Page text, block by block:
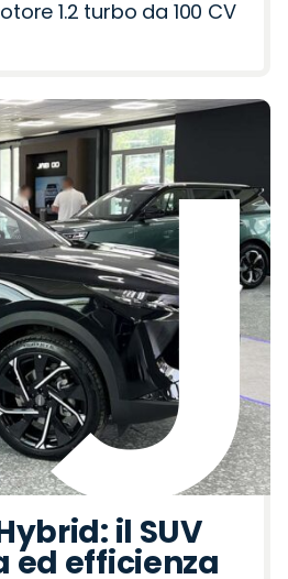
1.2 turbo da 100 CV
il SUV
ed efficienza